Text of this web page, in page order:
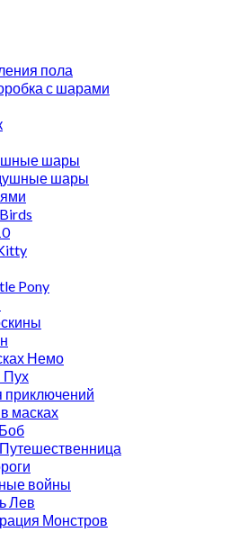
пола
с шарами
шары
шары
Pony
Немо
масках
войны
Лев
Монстров